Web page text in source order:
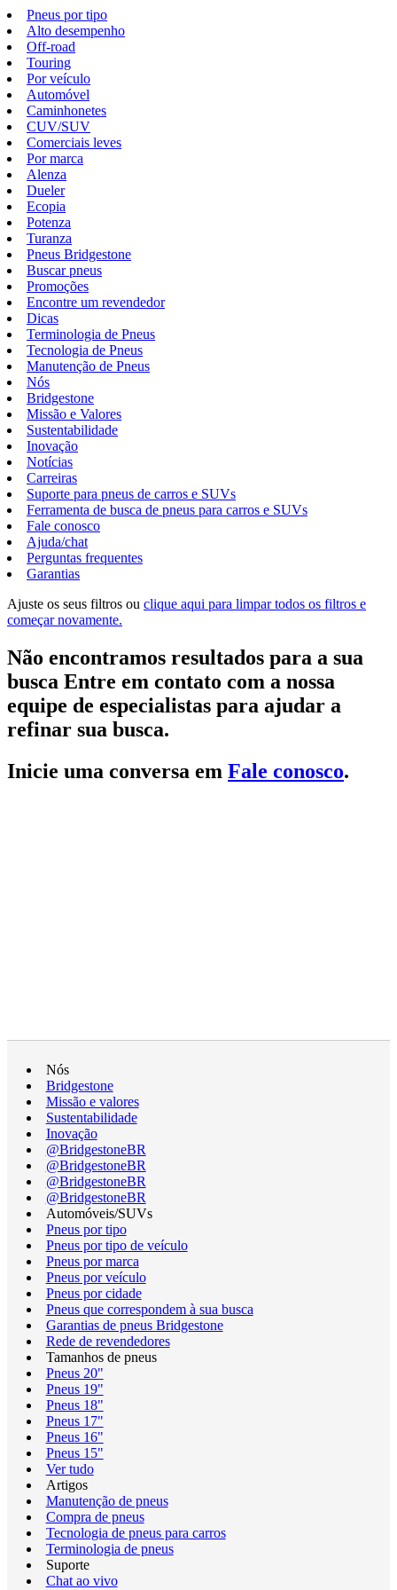
Pneus por tipo
Alto desempenho
Off-road
Touring
Por veículo
Automóvel
Caminhonetes
CUV/SUV
Comerciais leves
Por marca
Alenza
Dueler
Ecopia
Potenza
Turanza
Pneus Bridgestone
Buscar pneus
Promoções
Encontre um revendedor
Dicas
Terminologia de Pneus
Tecnologia de Pneus
Manutenção de Pneus
Nós
Bridgestone
Missão e Valores
Sustentabilidade
Inovação
Notícias
Carreiras
Suporte para pneus de carros e SUVs
Ferramenta de busca de pneus para carros e SUVs
Fale conosco
Ajuda/chat
Perguntas frequentes
Garantias
Ajuste os seus filtros ou clique aqui para limpar todos os filtros e
começar novamente.
Não encontramos resultados para a sua
busca Entre em contato com a nossa
equipe de especialistas para ajudar a
refinar sua busca.
Inicie uma conversa em Fale conosco.
Nós
Bridgestone
Missão e valores
Sustentabilidade
Inovação
@BridgestoneBR
@BridgestoneBR
@BridgestoneBR
@BridgestoneBR
Automóveis/SUVs
Pneus por tipo
Pneus por tipo de veículo
Pneus por marca
Pneus por veículo
Pneus por cidade
Pneus que correspondem à sua busca
Garantias de pneus Bridgestone
Rede de revendedores
Tamanhos de pneus
Pneus 20"
Pneus 19"
Pneus 18"
Pneus 17"
Pneus 16"
Pneus 15"
Ver tudo
Artigos
Manutenção de pneus
Compra de pneus
Tecnologia de pneus para carros
Terminologia de pneus
Suporte
Chat ao vivo